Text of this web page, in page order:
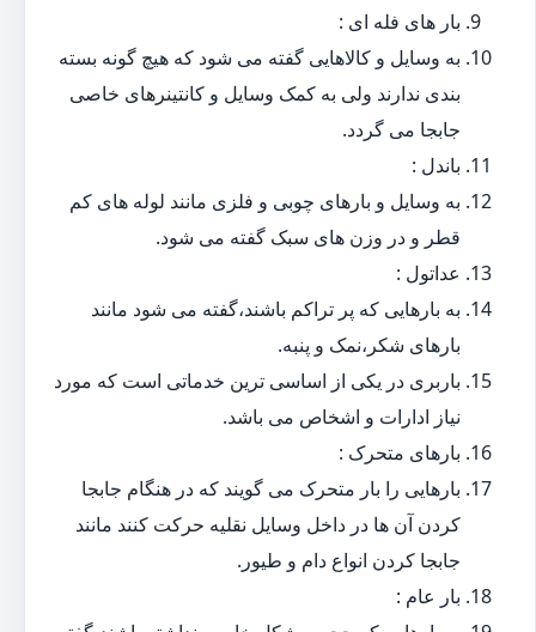
بار های فله ای :
به وسایل و کالاهایی گفته می شود که هیچ گونه بسته
بندی ندارند ولی به کمک وسایل و کانتینرهای خاصی
جابجا می گردد.
باندل :
به وسایل و بارهای چوبی و فلزی مانند لوله های کم
قطر و در وزن های سبک گفته می شود.
عداتول :
به بارهایی که پر تراکم باشند،گفته می شود مانند
بارهای شکر،نمک و پنبه.
باربری در یکی از اساسی ترین خدماتی است که مورد
نیاز ادارات و اشخاص می باشد.
بارهای متحرک :
بارهایی را بار متحرک می گویند که در هنگام جابجا
کردن آن ها در داخل وسایل نقلیه حرکت کنند مانند
جابجا کردن انواع دام و طیور.
بار عام :